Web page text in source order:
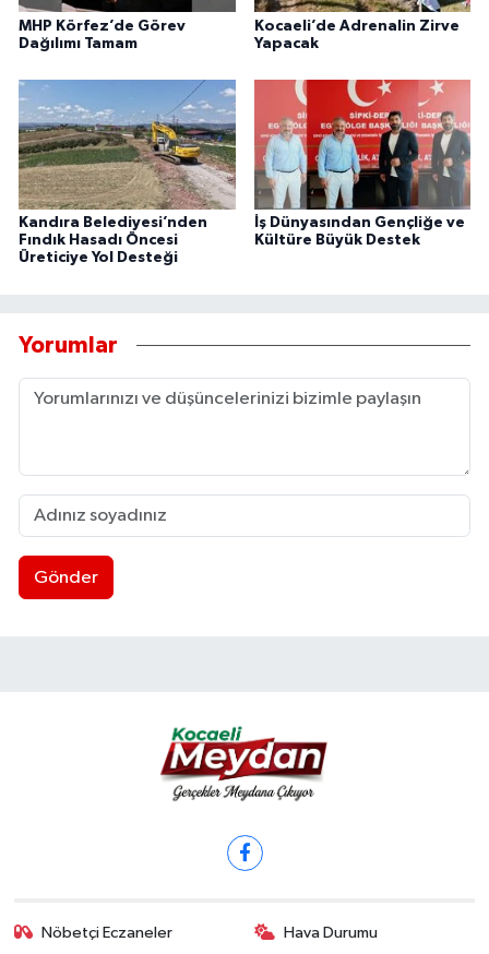
MHP Körfez’de Görev
Dağılımı Tamam
Kocaeli’de Adrenalin Zirve
Yapacak
Kandıra Belediyesi’nden
Fındık Hasadı Öncesi
Üreticiye Yol Desteği
İş Dünyasından Gençliğe ve
Kültüre Büyük Destek
Yorumlar
Gönder
Nöbetçi Eczaneler Hava Durumu